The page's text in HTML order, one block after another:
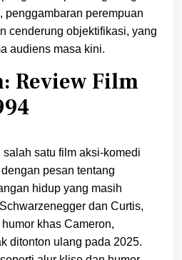
penggambaran perempuan
cenderung objektifikasi, yang
audiens masa kini.
Review Film
satu film aksi-komedi
pesan tentang
hidup yang masih
dan Curtis,
khas Cameron,
ditonton ulang pada 2025.